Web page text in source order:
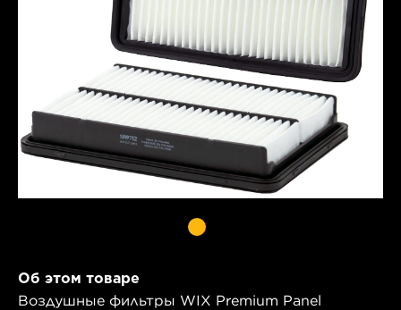
Об этом товаре
Воздушные фильтры WIX Premium Panel